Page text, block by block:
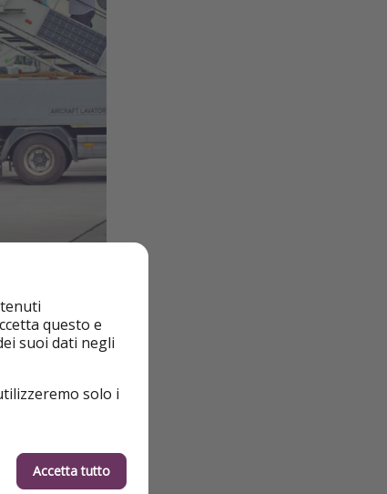
per
al carico e
l'aumento
questo e
suoi dati negli
solo i
Accetta tutto